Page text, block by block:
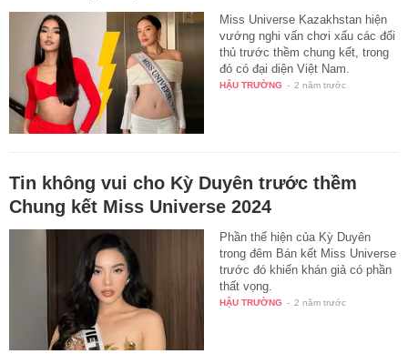
Miss Universe Kazakhstan hiện
vướng nghi vấn chơi xấu các đối
thủ trước thềm chung kết, trong
đó có đại diện Việt Nam.
HẬU TRƯỜNG - 2 năm trước
Tin không vui cho Kỳ Duyên trước thềm
Chung kết Miss Universe 2024
Phần thể hiện của Kỳ Duyên
trong đêm Bán kết Miss Universe
trước đó khiến khán giả có phần
thất vọng.
HẬU TRƯỜNG - 2 năm trước